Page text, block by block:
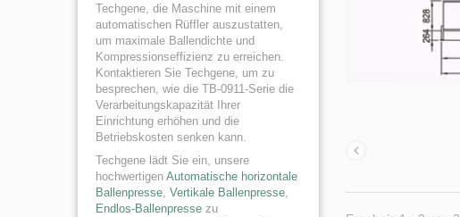
Techgene, die Maschine mit einem
automatischen Rüffler auszustatten,
um maximale Ballendichte und
Kompressionseffizienz zu erreichen.
Kontaktieren Sie Techgene, um zu
besprechen, wie die TB-0911-Serie die
Verarbeitungskapazität Ihrer
Einrichtung erhöhen und die
Betriebskosten senken kann.
Techgene lädt Sie ein, unsere
hochwertigen Automatische horizontale
Ballenpresse, Vertikale Ballenpresse,
Endlos-Ballenpresse zu